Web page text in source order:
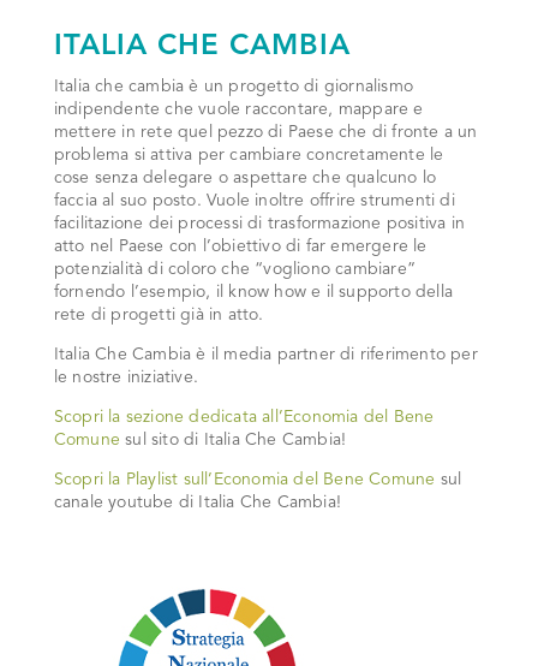
ITALIA CHE CAMBIA
Italia che cambia è un progetto di giornalismo
indipendente che vuole raccontare, mappare e
mettere in rete quel pezzo di Paese che di fronte a un
problema si attiva per cambiare concretamente le
cose senza delegare o aspettare che qualcuno lo
faccia al suo posto. Vuole inoltre offrire strumenti di
facilitazione dei processi di trasformazione positiva in
atto nel Paese con l’obiettivo di far emergere le
potenzialità di coloro che “vogliono cambiare”
fornendo l’esempio, il know how e il supporto della
rete di progetti già in atto.
Italia Che Cambia è il media partner di riferimento per
le nostre iniziative.
Scopri la sezione dedicata all’Economia del Bene
Comune sul sito di Italia Che Cambia!
Scopri la Playlist sull’Economia del Bene Comune sul
canale youtube di Italia Che Cambia!